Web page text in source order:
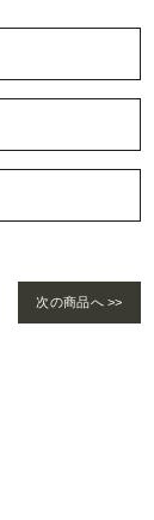
次の商品へ >>